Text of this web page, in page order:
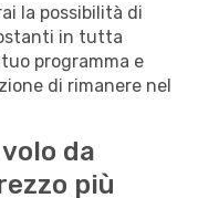
la possibilità di
in tutta
programma e
di rimanere nel
da
più